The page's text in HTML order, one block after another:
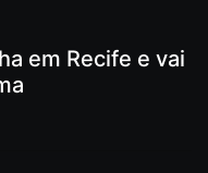
em Recife e vai